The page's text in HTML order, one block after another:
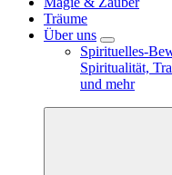
Träume
Über uns
Spirituelles-
Spiritualität,
und mehr